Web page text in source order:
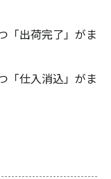
「出荷完了」がま
「仕入消込」がま